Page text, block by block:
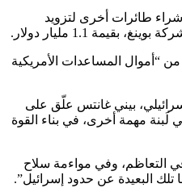
شراء طائرات أخرى لتزويد
“أموال المساعدات الأمريكية
بيني غانتس علّق على
لَبنة مهمة أخرى، في بناء القوة
وفي مواءمة سلاح
تلك البعيدة عن حدود إسرائيل”.